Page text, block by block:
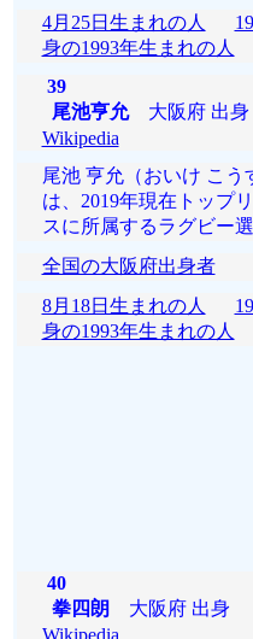
4月25日生まれの人
身の1993年生まれの人
39
尾池亨允大阪府 出身
Wikipedia
尾池 亨允（おいけ こう
は、2019年現在トップ
スに所属するラグビー選
全国の大阪府出身者
8月18日生まれの人
身の1993年生まれの人
40
拳四朗 大阪府 出身
Wikipedia